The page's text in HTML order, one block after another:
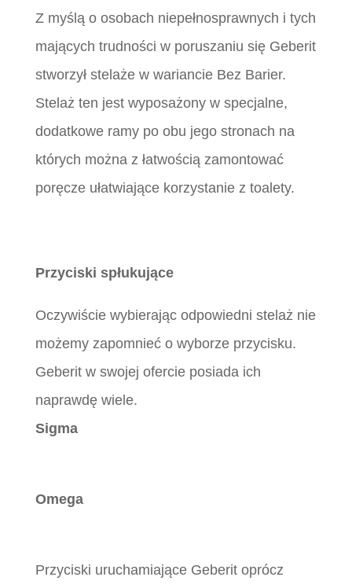
Z myślą o osobach niepełnosprawnych i tych
mających trudności w poruszaniu się Geberit
stworzył stelaże w wariancie Bez Barier.
Stelaż ten jest wyposażony w specjalne,
dodatkowe ramy po obu jego stronach na
których można z łatwością zamontować
poręcze ułatwiające korzystanie z toalety.
Przyciski spłukujące
Oczywiście wybierając odpowiedni stelaż nie
możemy zapomnieć o wyborze przycisku.
Geberit w swojej ofercie posiada ich
naprawdę wiele.
Sigma
Omega
Przyciski uruchamiające Geberit oprócz